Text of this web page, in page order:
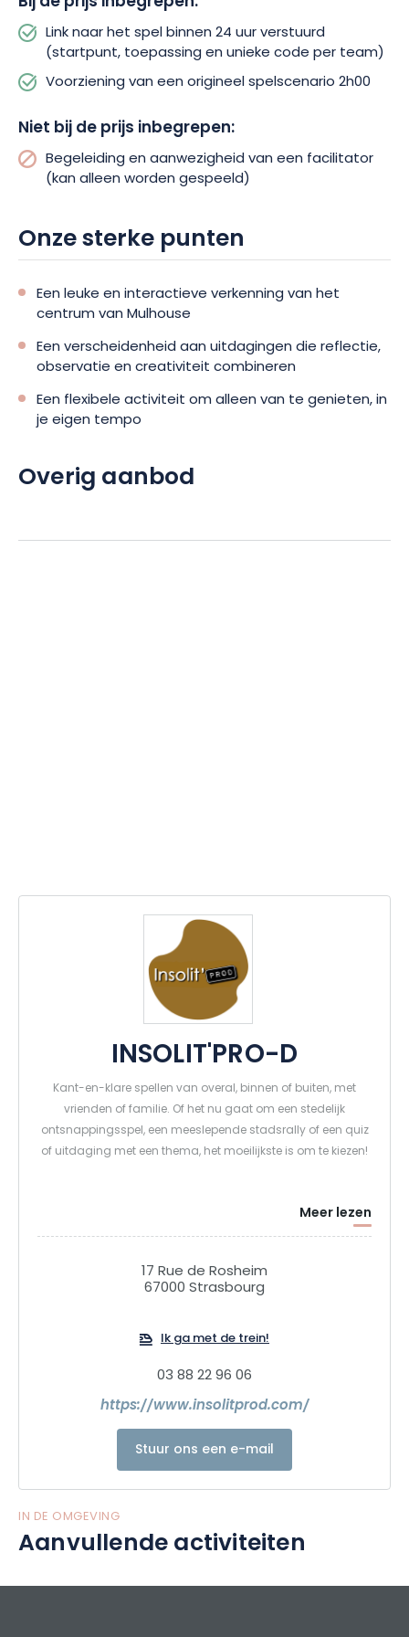
Boek nu en herontdek Mulhouse vanuit een totaal nieuwe
hoek!
Link naar het spel binnen 24 uur verstuurd
(startpunt, toepassing en unieke code per team)
Voorziening van een origineel spelscenario 2h00
Niet bij de prijs inbegrepen:
Begeleiding en aanwezigheid van een facilitator
(kan alleen worden gespeeld)
Onze sterke punten
Een leuke en interactieve verkenning van het
centrum van Mulhouse
Een verscheidenheid aan uitdagingen die reflectie,
observatie en creativiteit combineren
Een flexibele activiteit om alleen van te genieten, in
je eigen tempo
Overig aanbod
INSOLIT'PRO-D
Kant-en-klare spellen van overal, binnen of buiten, met
vrienden of familie. Of het nu gaat om een stedelijk
ontsnappingsspel, een meeslepende stadsrally of een quiz
of uitdaging met een thema, het moeilijkste is om te kiezen!
Meer lezen
17 Rue de Rosheim
67000 Strasbourg
Ik ga met de trein!
03 88 22 96 06
https://www.insolitprod.com/
Stuur ons een e-mail
IN DE OMGEVING
Aanvullende activiteiten